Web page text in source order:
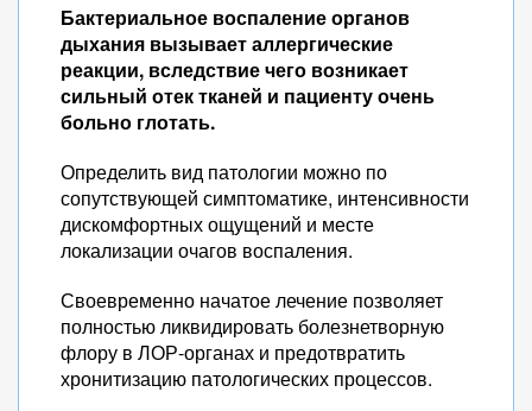
Бактериальное воспаление органов
дыхания вызывает аллергические
реакции, вследствие чего возникает
сильный отек тканей и пациенту очень
больно глотать.
Определить вид патологии можно по
сопутствующей симптоматике, интенсивности
дискомфортных ощущений и месте
локализации очагов воспаления.
Своевременно начатое лечение позволяет
полностью ликвидировать болезнетворную
флору в ЛОР-органах и предотвратить
хронитизацию патологических процессов.